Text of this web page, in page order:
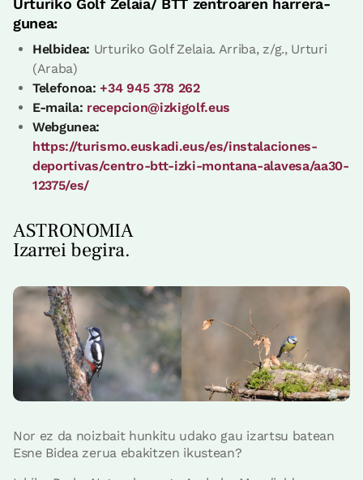
Urturiko Golf Zelaia/ BTT zentroaren harrera-
gunea:
Helbidea: Urturiko Golf Zelaia. Arriba, z/g., Urturi
(Araba)
Telefonoa:+34 945 378 262
E-maila: recepcion@izkigolf.eus
Webgunea:
https://turismo.euskadi.eus/es/instalaciones-
deportivas/centro-btt-izki-montana-alavesa/aa30-
12375/es/
ASTRONOMIA
Izarrei begira.
Nor ez da noizbait hunkitu udako gau izartsu batean
Esne Bidea zerua ebakitzen ikustean?